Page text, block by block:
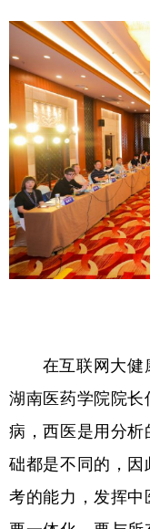
在互联网大健康
湖南医药学院院长
病，西医是用分析
础都是不同的，因
考的能力，发挥中